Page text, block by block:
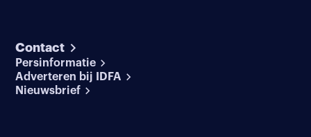
Contact
Persinformatie
Adverteren bij IDFA
Nieuwsbrief